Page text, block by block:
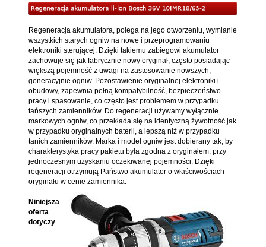
Regeneracja akumulatora, polega na jego otworzeniu, wymianie
wszystkich starych ogniw na nowe i przeprogramowaniu
elektroniki sterującej. Dzięki takiemu zabiegowi akumulator
zachowuje się jak fabrycznie nowy oryginał, często posiadając
większą pojemność z uwagi na zastosowanie nowszych,
generacyjnie ogniw. Pozostawienie oryginalnej elektroniki i
obudowy, zapewnia pełną kompatybilność, bezpieczeństwo
pracy i spasowanie, co często jest problemem w przypadku
tańszych zamienników. Do regeneracji używamy wyłącznie
markowych ogniw, co przekłada się na identyczną żywotność jak
w przypadku oryginalnych baterii, a lepszą niż w przypadku
tanich zamienników. Marka i model ogniw jest dobierany tak, by
charakterystyka pracy pakietu była zgodna z oryginałem, przy
jednoczesnym uzyskaniu oczekiwanej pojemności. Dzięki
regeneracji otrzymują Państwo akumulator o właściwościach
oryginału w cenie zamiennika.
Niniejsza
oferta
dotyczy